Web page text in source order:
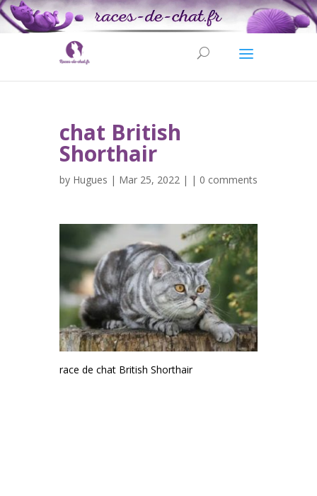
chat British
Shorthair
by Hugues | Mar 25, 2022 | | 0 comments
race de chat British Shorthair